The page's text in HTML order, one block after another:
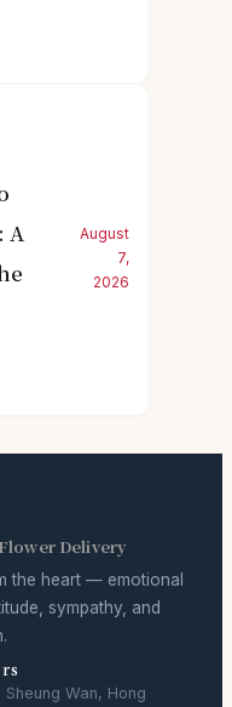
A
August
7,
2026
Delivery
the heart — emotional
sympathy, and
Wan, Hong